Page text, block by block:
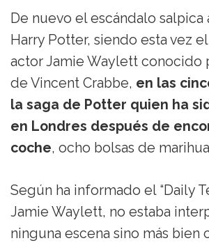
De nuevo el escándalo
Harry Potter, siendo esta vez
actor Jamie Waylett conocido
de Vincent Crabbe, en las
la saga de Potter quien ha
en Londres después de
coche, ocho bolsas de
Según ha informado el “Daily
Jamie Waylett, no estaba
ninguna escena sino más bien